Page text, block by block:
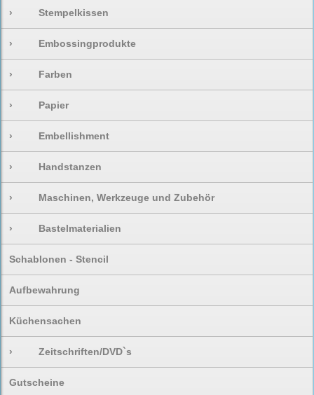
› Stempelkissen
› Embossingprodukte
› Farben
› Papier
› Embellishment
› Handstanzen
› Maschinen, Werkzeuge und Zubehör
› Bastelmaterialien
Schablonen - Stencil
Aufbewahrung
Küchensachen
› Zeitschriften/DVD`s
Gutscheine